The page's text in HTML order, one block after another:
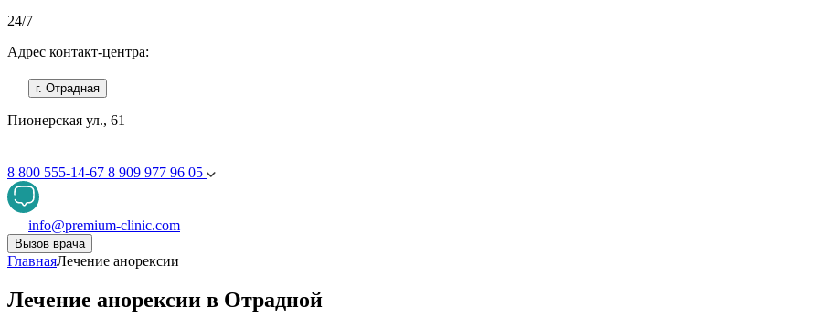
24/7
Адрес контакт-центра:
г. Отрадная
Пионерская ул., 61
8 800 555-14-67 8 909 977 96 05
info@premium-clinic.com
Вызов врача
ГлавнаяЛечение анорексии
Лечение анорексии в Отрадной